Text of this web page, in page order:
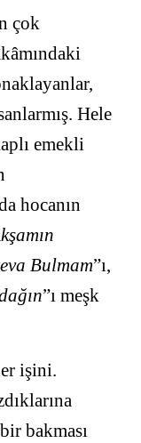
çok
Hele
emekli
hocanın
Bulmam”ı,
”ı meşk
işini.
bakması